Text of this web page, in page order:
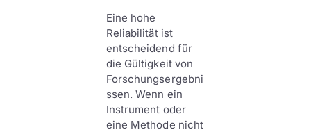
Eine hohe
Reliabilität ist
entscheidend für
die Gültigkeit von
Forschungsergebni
ssen. Wenn ein
Instrument oder
eine Methode nicht